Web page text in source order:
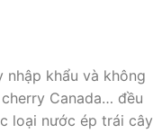
khẩu và không
Canada… đều
loại nước ép trái cây